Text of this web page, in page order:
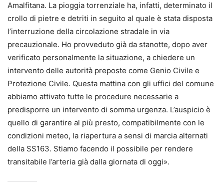
Amalfitana. La pioggia torrenziale ha, infatti, determinato il
crollo di pietre e detriti in seguito al quale è stata disposta
l’interruzione della circolazione stradale in via
precauzionale. Ho provveduto già da stanotte, dopo aver
verificato personalmente la situazione, a chiedere un
intervento delle autorità preposte come Genio Civile e
Protezione Civile. Questa mattina con gli uffici del comune
abbiamo attivato tutte le procedure necessarie a
predisporre un intervento di somma urgenza. L’auspicio è
quello di garantire al più presto, compatibilmente con le
condizioni meteo, la riapertura a sensi di marcia alternati
della SS163. Stiamo facendo il possibile per rendere
transitabile l’arteria già dalla giornata di oggi».